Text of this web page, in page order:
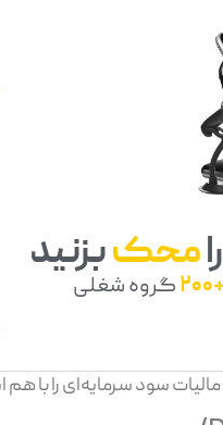
محکبزنید
گروه شغلی
سود سرمایه‌ای را با